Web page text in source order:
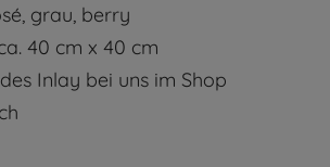
grau, berry
40 cm x 40 cm
Inlay bei uns im Shop